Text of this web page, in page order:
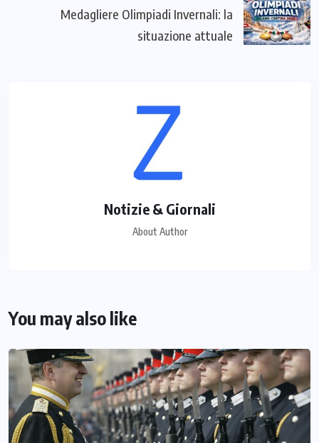
Medagliere Olimpiadi Invernali: la
situazione attuale
Notizie & Giornali
About Author
You may also like